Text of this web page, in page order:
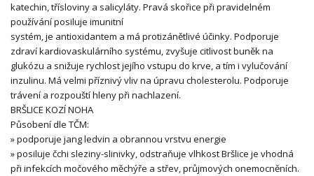
katechin, třísloviny a salicyláty. Pravá skořice při pravidelném
používání posiluje imunitní
systém, je antioxidantem a má protizánětlivé účinky. Podporuje
zdraví kardiovaskulárního systému, zvyšuje citlivost buněk na
glukózu a snižuje rychlost jejího vstupu do krve, a tím i vylučování
inzulinu. Má velmi příznivý vliv na úpravu cholesterolu. Podporuje
trávení a rozpouští hleny při nachlazení.
BRŠLICE KOZÍ NOHA
Působení dle TČM:
» podporuje jang ledvin a obrannou vrstvu energie
» posiluje čchi sleziny-slinivky, odstraňuje vlhkost Bršlice je vhodná
při infekcích močového měchýře a střev, průjmových onemocněních.